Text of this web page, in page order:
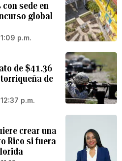
sede en
global
p.m.
de $41.36
de
p.m.
crear una
Rico si fuera